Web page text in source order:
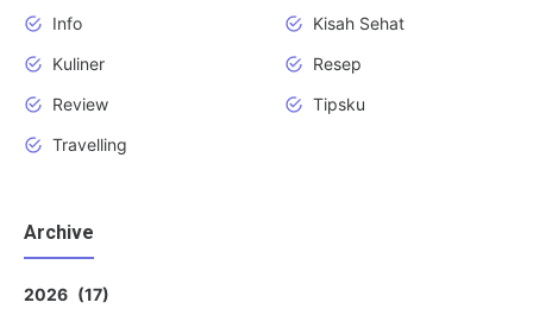
Info
Kisah Sehat
Kuliner
Resep
Review
Tipsku
Travelling
Archive
2026
17